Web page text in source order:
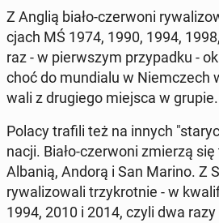
Z Anglią biało-czer­wo­ni
cjach MŚ 1974, 1990, 1994,
raz - w pierw­szym przy­pad­ku -
choć do mun­dia­lu w Niem­czech
wa­li z dru­gie­go miejsca w grupie.
Polacy trafili też na innych
na­cji. Biało-czer­wo­ni zmierzą
Albanią, Andorą i San Marino. Z
ry­wa­li­zo­wa­li trzy­krot­nie - w
1994, 2010 i 2014, czyli dwa razy